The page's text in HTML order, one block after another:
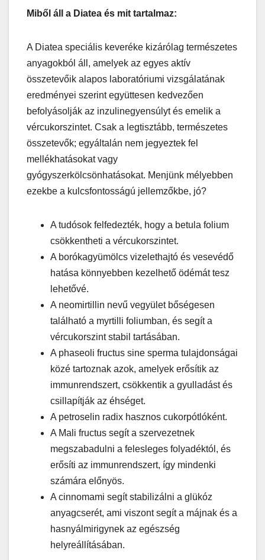
Miből áll a Diatea és mit tartalmaz:
A Diatea speciális keveréke kizárólag természetes
anyagokból áll, amelyek az egyes aktív
összetevőik alapos laboratóriumi vizsgálatának
eredményei szerint együttesen kedvezően
befolyásolják az inzulinegyensúlyt és emelik a
vércukorszintet. Csak a legtisztább, természetes
összetevők; egyáltalán nem jegyeztek fel
mellékhatásokat vagy
gyógyszerkölcsönhatásokat. Menjünk mélyebben
ezekbe a kulcsfontosságú jellemzőkbe, jó?
A tudósok felfedezték, hogy a betula folium
csökkentheti a vércukorszintet.
A borókagyümölcs vizelethajtó és vesevédő
hatása könnyebben kezelhető ödémát tesz
lehetővé.
A neomirtillin nevű vegyület bőségesen
található a myrtilli foliumban, és segít a
vércukorszint stabil tartásában.
A phaseoli fructus sine sperma tulajdonságai
közé tartoznak azok, amelyek erősítik az
immunrendszert, csökkentik a gyulladást és
csillapítják az éhséget.
A petroselin radix hasznos cukorpótlóként.
A Mali fructus segít a szervezetnek
megszabadulni a felesleges folyadéktól, és
erősíti az immunrendszert, így mindenki
számára előnyös.
A cinnomami segít stabilizálni a glükóz
anyagcserét, ami viszont segít a májnak és a
hasnyálmirigynek az egészség
helyreállításában.